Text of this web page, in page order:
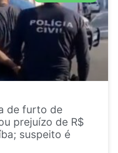
de furto de
prejuízo de R$
suspeito é